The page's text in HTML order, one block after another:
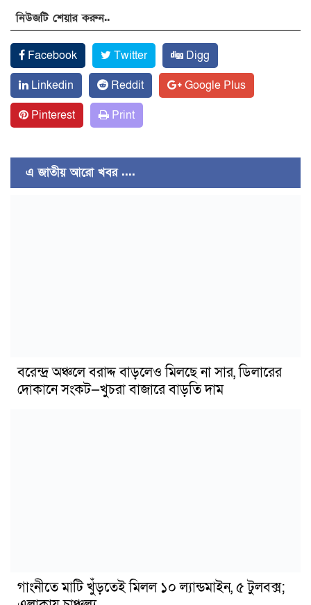
নিউজটি শেয়ার করুন..
Facebook Twitter
Digg
Linkedin
Reddit
Google Plus
Pinterest
Print
এ জাতীয় আরো খবর ....
বরেন্দ্র অঞ্চলে বরাদ্দ বাড়লেও মিলছে না সার, ডিলারের
দোকানে সংকট—খুচরা বাজারে বাড়তি দাম
গাংনীতে মাটি খুঁড়তেই মিলল ১০ ল্যান্ডমাইন, ৫ টুলবক্স;